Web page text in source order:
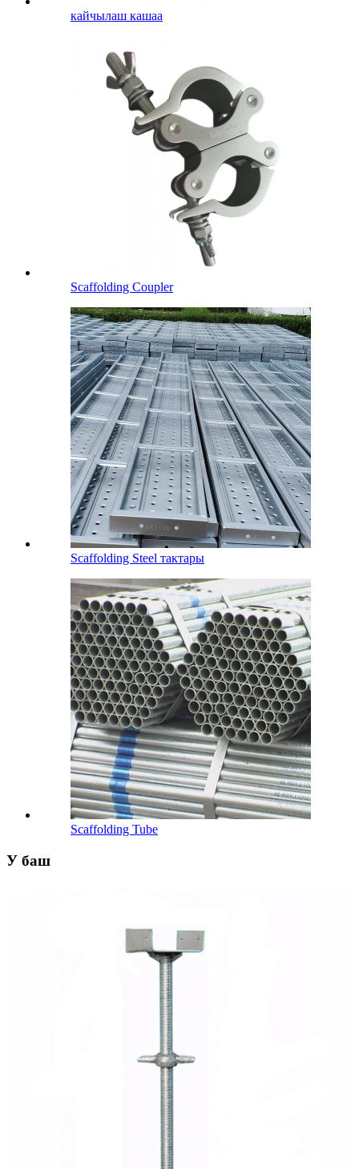
кайчылаш кашаа
Scaffolding Coupler
Scaffolding Steel тактары
Scaffolding Tube
У баш